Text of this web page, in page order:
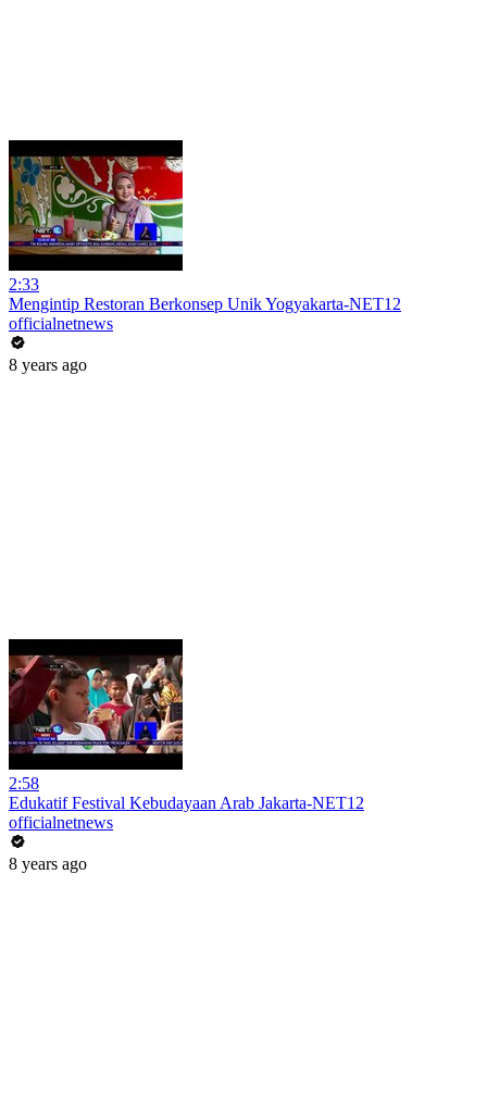
2:33
Mengintip Restoran Berkonsep Unik Yogyakarta-NET12
officialnetnews
8 years ago
2:58
Edukatif Festival Kebudayaan Arab Jakarta-NET12
officialnetnews
8 years ago